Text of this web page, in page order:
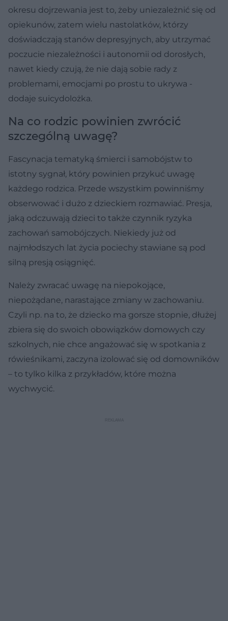
okresu dojrzewania jest to, żeby uniezależnić się od
opiekunów, zatem wielu nastolatków, którzy
doświadczają stanów depresyjnych, aby utrzymać
poczucie niezależności i autonomii od dorosłych,
nawet kiedy czują, że nie dają sobie rady z
problemami, emocjami po prostu to ukrywa -
dodaje suicydolożka.
Na co rodzic powinien zwrócić
szczególną uwagę?
Fascynacja tematyką śmierci i samobójstw to
istotny sygnał, który powinien przykuć uwagę
każdego rodzica. Przede wszystkim powinniśmy
obserwować i dużo z dzieckiem rozmawiać. Presja,
jaką odczuwają dzieci to także czynnik ryzyka
zachowań samobójczych. Niekiedy już od
najmłodszych lat życia pociechy stawiane są pod
silną presją osiągnięć.
Należy zwracać uwagę na niepokojące,
niepożądane, narastające zmiany w zachowaniu.
Czyli np. na to, że dziecko ma gorsze stopnie, dłużej
zbiera się do swoich obowiązków domowych czy
szkolnych, nie chce angażować się w spotkania z
rówieśnikami, zaczyna izolować się od domowników
– to tylko kilka z przykładów, które można
wychwycić.